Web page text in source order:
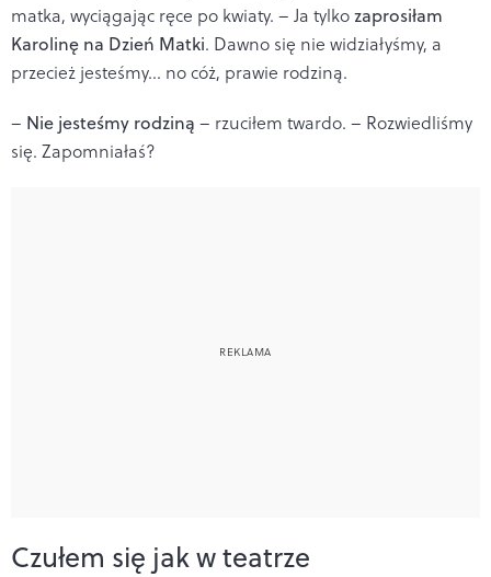
matka, wyciągając ręce po kwiaty. – Ja tylkozaprosiłam
Karolinę na Dzień Matki. Dawno się nie widziałyśmy, a
przecież jesteśmy... no cóż, prawie rodziną.
– Nie jesteśmy rodziną – rzuciłem twardo. – Rozwiedliśmy
się. Zapomniałaś?
Czułem się jak w teatrze